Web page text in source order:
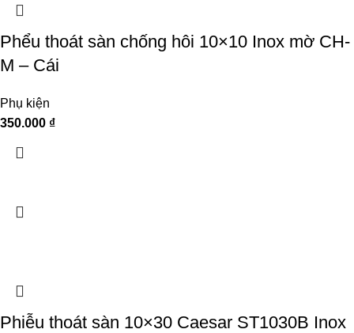
Phểu thoát sàn chống hôi 10×10 Inox mờ CH-
M – Cái
Phụ kiện
350.000 ₫
Phiễu thoát sàn 10×30 Caesar ST1030B Inox